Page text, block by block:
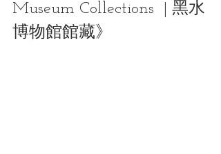
Museum Collections  | 黑水
博物館館藏》